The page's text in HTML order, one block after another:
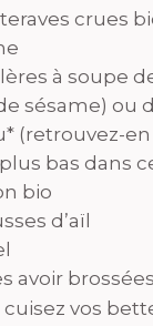
crues
à soupe
sésame) ou
(retrouvez-
bas dans
bio
d’aïl
avoir
vos